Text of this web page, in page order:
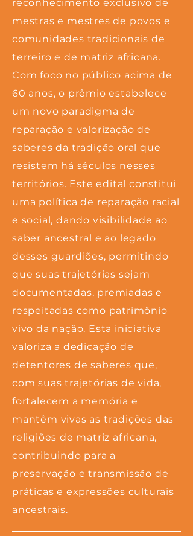
reconhecimento exclusivo de
mestras e mestres de povos e
comunidades tradicionais de
terreiro e de matriz africana.
Com foco no público acima de
60 anos, o prêmio estabelece
um novo paradigma de
reparação e valorização de
saberes da tradição oral que
resistem há séculos nesses
territórios. Este edital constitui
uma política de reparação racial
e social, dando visibilidade ao
saber ancestral e ao legado
desses guardiões, permitindo
que suas trajetórias sejam
documentadas, premiadas e
respeitadas como patrimônio
vivo da nação. Esta iniciativa
valoriza a dedicação de
detentores de saberes que,
com suas trajetórias de vida,
fortalecem a memória e
mantêm vivas as tradições das
religiões de matriz africana,
contribuindo para a
preservação e transmissão de
práticas e expressões culturais
ancestrais.